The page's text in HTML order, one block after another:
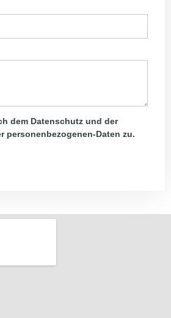
dem Datenschutz und der
personenbezogenen-Daten zu.